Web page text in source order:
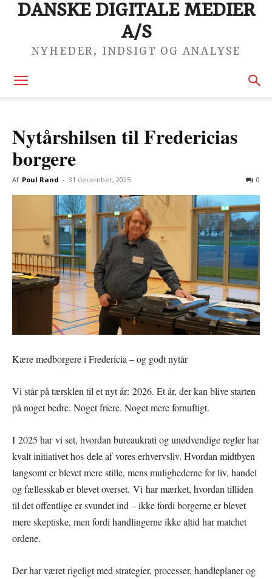
DANSKE DIGITALE MEDIER
A/S
NYHEDER, INDSIGT OG ANALYSE
Nytårshilsen til Fredericias
borgere
Af Poul Rand - 31 december, 2025 0
Kære medborgere i Fredericia – og godt nytår
Vi står på tærsklen til et nyt år: 2026. Et år, der kan blive starten
på noget bedre. Noget friere. Noget mere fornuftigt.
I 2025 har vi set, hvordan bureaukrati og unødvendige regler har
kvalt initiativet hos dele af vores erhvervsliv. Hvordan midtbyen
langsomt er blevet mere stille, mens mulighederne for liv, handel
og fællesskab er blevet overset. Vi har mærket, hvordan tilliden
til det offentlige er svundet ind – ikke fordi borgerne er blevet
mere skeptiske, men fordi handlingerne ikke altid har matchet
ordene.
Der har været rigeligt med strategier, processer, handleplaner og